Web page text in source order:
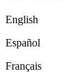
English
Español
Français